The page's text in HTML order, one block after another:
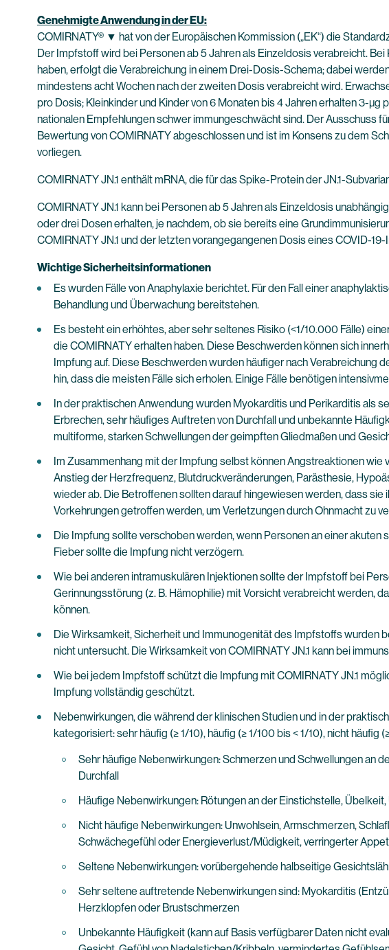
Genehmigte Anwendung in der EU:
COMIRNATY® ▼ hat von der Europäischen Kommission („EK“) die
Der Impfstoff wird bei Personen ab 5 Jahren als Einzeldosis verabreicht.
haben, erfolgt die Verabreichung in einem Drei-Dosis-Schema; dabei
mindestens acht Wochen nach der zweiten Dosis verabreicht wird.
pro Dosis; Kleinkinder und Kinder von 6 Monaten bis 4 Jahren erhalten 3-
nationalen Empfehlungen schwer immungeschwächt sind. Der Ausschuss
Bewertung von COMIRNATY abgeschlossen und ist im Konsens zu dem
vorliegen.
COMIRNATY JN.1 enthält mRNA, die für das Spike-Protein der JN.1-
COMIRNATY JN.1 kann bei Personen ab 5 Jahren als Einzeldosis
oder drei Dosen erhalten, je nachdem, ob sie bereits eine
COMIRNATY JN.1 und der letzten vorangegangenen Dosis eines COVID-
Wichtige Sicherheitsinformationen
Es wurden Fälle von Anaphylaxie berichtet. Für den Fall einer
Behandlung und Überwachung bereitstehen.
Es besteht ein erhöhtes, aber sehr seltenes Risiko (<1/10.000 Fälle)
die COMIRNATY erhalten haben. Diese Beschwerden können sich
Impfung auf. Diese Beschwerden wurden häufiger nach
hin, dass die meisten Fälle sich erholen. Einige Fälle benötigen
In der praktischen Anwendung wurden Myokarditis und Perikarditis als
Erbrechen, sehr häufiges Auftreten von Durchfall und unbekannte
multiforme, starken Schwellungen der geimpften Gliedmaßen und
Im Zusammenhang mit der Impfung selbst können Angstreaktionen
Anstieg der Herzfrequenz, Blutdruckveränderungen, Parästhesie,
wieder ab. Die Betroffenen sollten darauf hingewiesen werden, dass
Vorkehrungen getroffen werden, um Verletzungen durch Ohnmacht zu
Die Impfung sollte verschoben werden, wenn Personen an einer
Fieber sollte die Impfung nicht verzögern.
Wie bei anderen intramuskulären Injektionen sollte der Impfstoff bei
Gerinnungsstörung (z. B. Hämophilie) mit Vorsicht verabreicht werden,
können.
Die Wirksamkeit, Sicherheit und Immunogenität des Impfstoffs wurden
nicht untersucht. Die Wirksamkeit von COMIRNATY JN.1 kann bei
Wie bei jedem Impfstoff schützt die Impfung mit COMIRNATY JN.1
Impfung vollständig geschützt.
Nebenwirkungen, die während der klinischen Studien und in der
kategorisiert: sehr häufig (≥ 1/10), häufig (≥ 1/100 bis < 1/10), nicht
Sehr häufige Nebenwirkungen: Schmerzen und Schwellungen an
Durchfall
Häufige Nebenwirkungen: Rötungen an der Einstichstelle,
Nicht häufige Nebenwirkungen: Unwohlsein, Armschmerzen,
Schwächegefühl oder Energieverlust/Müdigkeit, verringerter
Seltene Nebenwirkungen: vorübergehende halbseitige
Sehr seltene auftretende Nebenwirkungen sind: Myokarditis
Herzklopfen oder Brustschmerzen
Unbekannte Häufigkeit (kann auf Basis verfügbarer Daten nicht